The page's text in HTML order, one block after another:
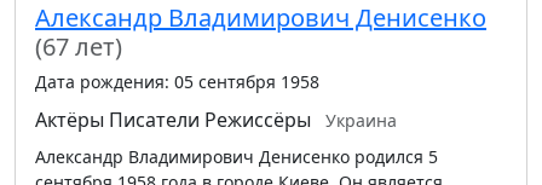
Александр Владимирович Денисенко
(67 лет)
Дата рождения: 05 сентября 1958
Актёры Писатели Режиссёры
Украина
Александр Владимирович Денисенко родился 5